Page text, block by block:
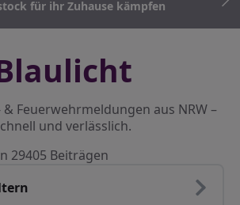
für ihr Zuhause kämpfen
Feuerwehrmeldungen aus NRW –
und verlässlich.
29405 Beiträgen